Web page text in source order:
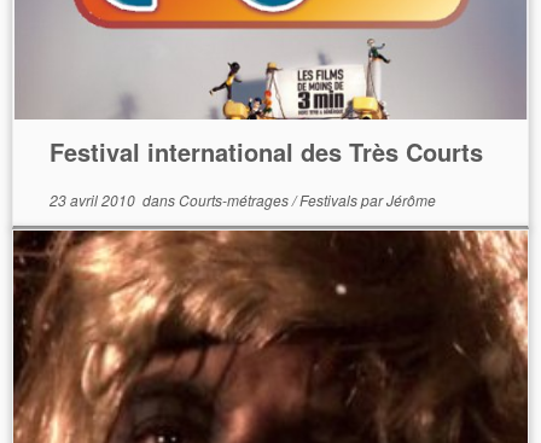
Festival international des Très Courts
23 avril 2010dansCourts-métrages/FestivalsparJérôme